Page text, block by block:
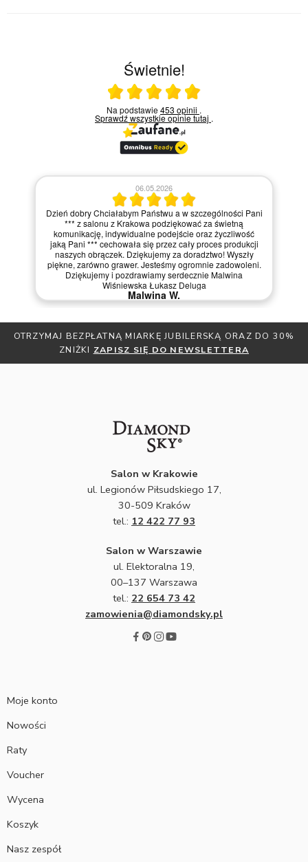
Świetnie!
Ocena średnia 5 na 5
Na podstawie453 opinii .
Sprawdź wszystkie opinietutaj .
30.04.2026
Fantastyczny salon - polecam
Dariusz U.
OTRZYMAJ BEZPŁATNĄ MIARKĘ JUBILERSKĄ ORAZ DO 30%
ZNIŻKI ZAPISZ SIĘ DO NEWSLETTERA
Salon w Krakowie
ul. Legionów Piłsudskiego 17,
30-509 Kraków
tel.: 12 422 77 93
Salon w Warszawie
ul. Elektoralna 19,
00–137 Warszawa
tel.: 22 654 73 42
zamowienia@diamondsky.pl
Moje konto
Nowości
Raty
Voucher
Wycena
Koszyk
Nasz zespół